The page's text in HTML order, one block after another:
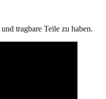
tragbare Teile zu haben.